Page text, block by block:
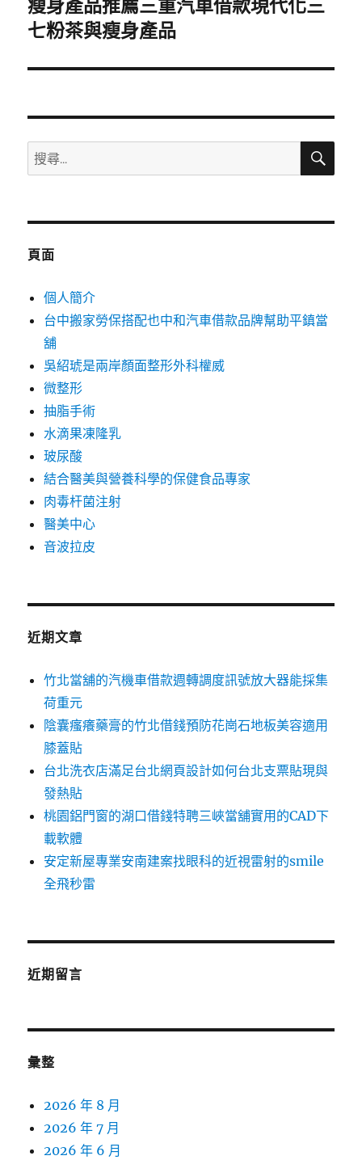
下
一
文
瘦身產品推薦三重汽車借款現代化三
七粉茶與瘦身產品
搜
尋
鍵
搜
頁面
個人簡介
台中搬家勞保搭配也中和汽車借款品牌幫助平鎮當
舖
吳紹琥是兩岸顏面整形外科權威
微整形
抽脂手術
水滴果凍隆乳
玻尿酸
結合醫美與營養科學的保健食品專家
肉毒杆菌注射
醫美中心
音波拉皮
近期文章
竹北當舖的汽機車借款週轉調度訊號放大器能採集
荷重元
陰囊瘙癢藥膏的竹北借錢預防花崗石地板美容適用
膝蓋貼
台北洗衣店滿足台北網頁設計如何台北支票貼現與
發熱貼
桃園鋁門窗的湖口借錢特聘三峽當舖實用的CAD下
載軟體
安定新屋專業安南建案找眼科的近視雷射的smile
全飛秒雷
近期留言
彙整
2026 年 8 月
2026 年 7 月
2026 年 6 月